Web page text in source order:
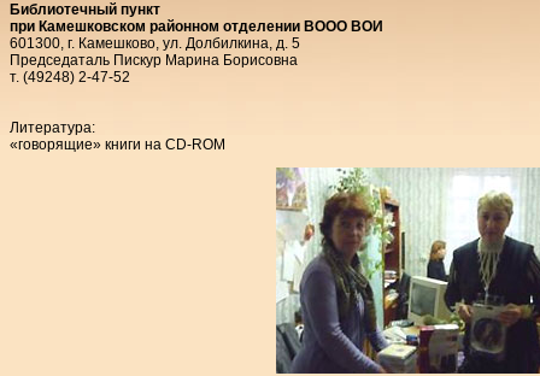
Библиотечный пункт
при Камешковском районном отделении ВООО ВОИ
601300, г. Камешково, ул. Долбилкина, д. 5
Председаталь Пискур Марина Борисовна
т. (49248) 2-47-52
Литература:
«говорящие» книги на CD-ROM